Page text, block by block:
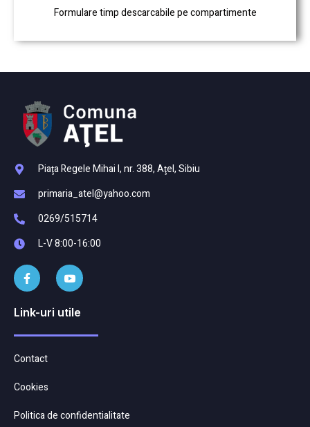
Formulare timp descarcabile pe compartimente
Piaţa Regele Mihai I, nr. 388, Aţel, Sibiu
primaria_atel@yahoo.com
0269/515714
L-V 8:00-16:00
Link-uri utile
Contact
Cookies
Politica de confidentialitate